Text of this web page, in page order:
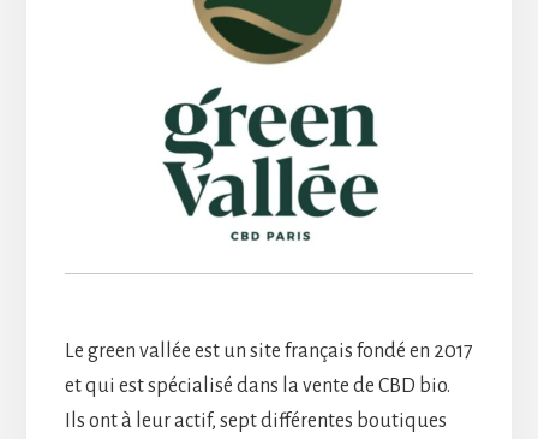
Le green vallée est un site français fondé en 2017
et qui est spécialisé dans la vente de CBD bio.
Ils ont à leur actif, sept différentes boutiques